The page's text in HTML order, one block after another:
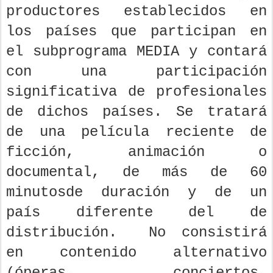
productores establecidos en
los países que participan en
el subprograma MEDIA y contará
con una participación
significativa de profesionales
de dichos países. Se tratará
de una película reciente de
ficción, animación o
documental, de más de 60
minutosde duración y de un
país diferente del de
distribución. No consistirá
en contenido alternativo